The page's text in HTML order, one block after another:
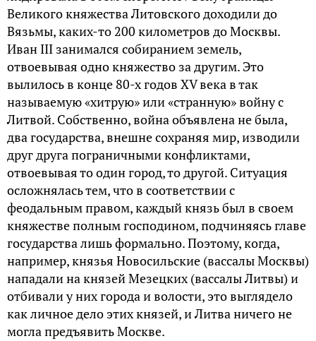
Великого княжества Литовского доходили до
Вязьмы, каких-то 200 километров до Москвы.
Иван III занимался собиранием земель,
отвоевывая одно княжество за другим. Это
вылилось в конце 80-х годов XV века в так
называемую «хитрую» или «странную» войну с
Литвой. Собственно, война объявлена не была,
два государства, внешне сохраняя мир, изводили
друг друга пограничными конфликтами,
отвоевывая то один город, то другой. Ситуация
осложнялась тем, что в соответствии с
феодальным правом, каждый князь был в своем
княжестве полным господином, подчиняясь главе
государства лишь формально. Поэтому, когда,
например, князья Новосильские (вассалы Москвы)
нападали на князей Мезецких (вассалы Литвы) и
отбивали у них города и волости, это выглядело
как личное дело этих князей, и Литва ничего не
могла предъявить Москве.